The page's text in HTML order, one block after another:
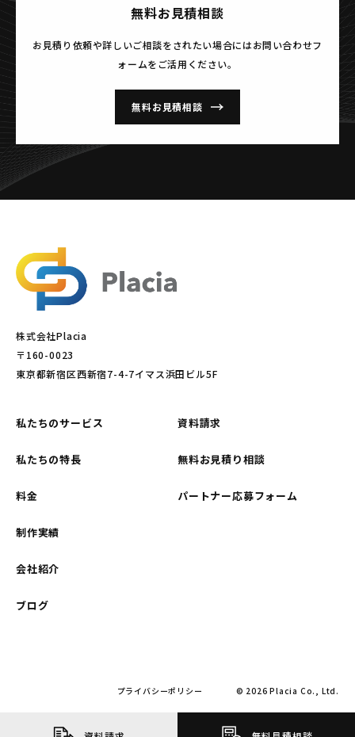
無料お見積相談
お見積り依頼や詳しいご相談をされたい場合にはお問い合わせフ
ォームをご活用ください。
無料お見積相談
株式会社Placia
〒160-0023
東京都新宿区西新宿7-4-7イマス浜田ビル5F
私たちのサービス
私たちの特長
料金
制作実績
会社紹介
ブログ
資料請求
無料お見積り相談
パートナー応募フォーム
プライバシーポリシー © 2026 Placia Co., Ltd.